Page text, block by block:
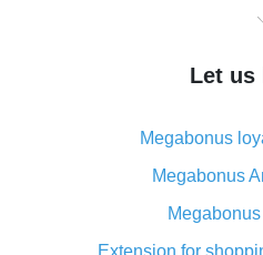
What is cash back
The best place to
What is the AliExpress
its
Cash back from the
advantages
Let us
Megabonus
Megabonus
Extension for